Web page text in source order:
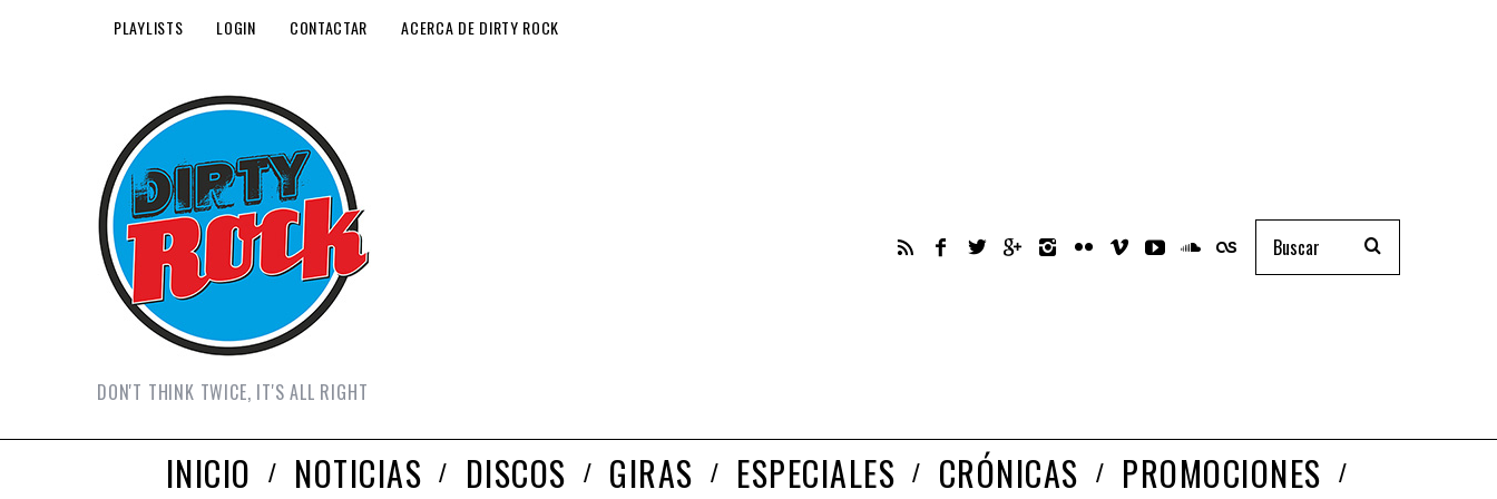
PLAYLISTS LOGIN CONTACTAR ACERCA DE DIRTY ROCK
DON'T THINK TWICE, IT'S ALL RIGHT
INICIO NOTICIAS DISCOS GIRAS ESPECIALES CRÓNICAS PROMOCIONES